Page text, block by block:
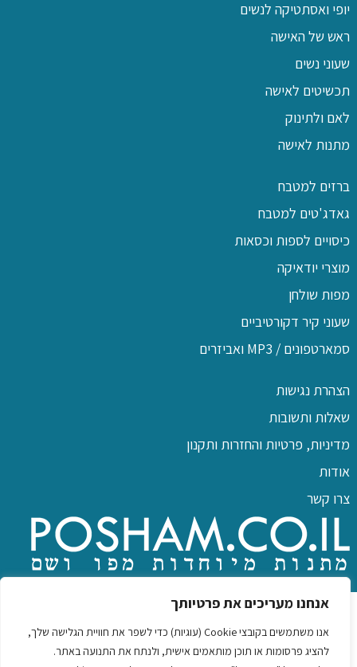
אנחנו מעריכים את פרטיותך
אנו משתמשים בקובצי Cookie (עוגיות) כדי לשפר את חוויית הגלישה שלך,
להציג פרסומות או תוכן מותאמים אישית, ולנתח את התנועה באתר.
יופי ואסתטיקה לנשים
ראש של האישה
שעוני נשים
תכשיטים לאישה
לאם ולתינוק
מתנות לאישה
ברזים למטבח
גאדג'טים למטבח
כיסויים לספות וכסאות
מוצרי יודאיקה
מפות שולחן
שעוני קיר דקורטיביים
סמארטפונים / MP3 ואביזרים
הצהרת נגישות
שאלות ותשובות
מדיניות, פרטיות והחזרות ותקנון
אודות
צרו קשר
כל הזכויות שמורות לפו שם